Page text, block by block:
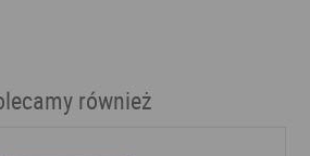
również